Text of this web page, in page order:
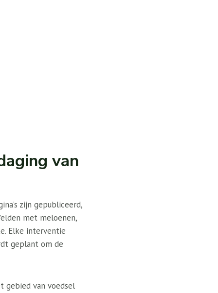
van
zijn gepubliceerd,
met meloenen,
Elke interventie
geplant om de
van voedsel